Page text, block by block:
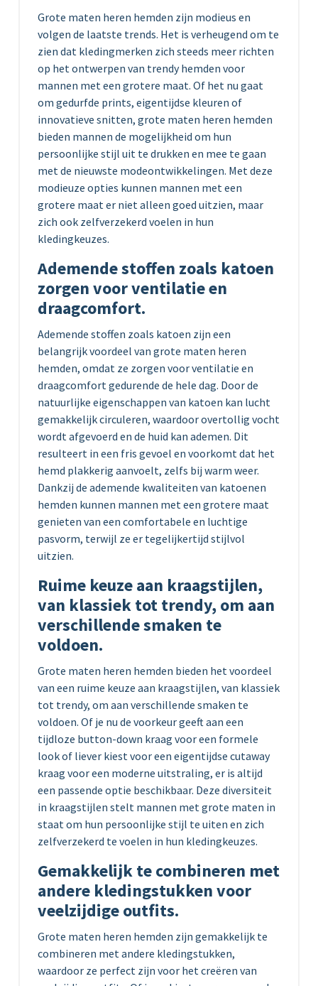
Grote maten heren hemden zijn modieus en
volgen de laatste trends. Het is verheugend om te
zien dat kledingmerken zich steeds meer richten
op het ontwerpen van trendy hemden voor
mannen met een grotere maat. Of het nu gaat
om gedurfde prints, eigentijdse kleuren of
innovatieve snitten, grote maten heren hemden
bieden mannen de mogelijkheid om hun
persoonlijke stijl uit te drukken en mee te gaan
met de nieuwste modeontwikkelingen. Met deze
modieuze opties kunnen mannen met een
grotere maat er niet alleen goed uitzien, maar
zich ook zelfverzekerd voelen in hun
kledingkeuzes.
Ademende stoffen zoals katoen
zorgen voor ventilatie en
draagcomfort.
Ademende stoffen zoals katoen zijn een
belangrijk voordeel van grote maten heren
hemden, omdat ze zorgen voor ventilatie en
draagcomfort gedurende de hele dag. Door de
natuurlijke eigenschappen van katoen kan lucht
gemakkelijk circuleren, waardoor overtollig vocht
wordt afgevoerd en de huid kan ademen. Dit
resulteert in een fris gevoel en voorkomt dat het
hemd plakkerig aanvoelt, zelfs bij warm weer.
Dankzij de ademende kwaliteiten van katoenen
hemden kunnen mannen met een grotere maat
genieten van een comfortabele en luchtige
pasvorm, terwijl ze er tegelijkertijd stijlvol
uitzien.
Ruime keuze aan kraagstijlen,
van klassiek tot trendy, om aan
verschillende smaken te
voldoen.
Grote maten heren hemden bieden het voordeel
van een ruime keuze aan kraagstijlen, van klassiek
tot trendy, om aan verschillende smaken te
voldoen. Of je nu de voorkeur geeft aan een
tijdloze button-down kraag voor een formele
look of liever kiest voor een eigentijdse cutaway
kraag voor een moderne uitstraling, er is altijd
een passende optie beschikbaar. Deze diversiteit
in kraagstijlen stelt mannen met grote maten in
staat om hun persoonlijke stijl te uiten en zich
zelfverzekerd te voelen in hun kledingkeuzes.
Gemakkelijk te combineren met
andere kledingstukken voor
veelzijdige outfits.
Grote maten heren hemden zijn gemakkelijk te
combineren met andere kledingstukken,
waardoor ze perfect zijn voor het creëren van